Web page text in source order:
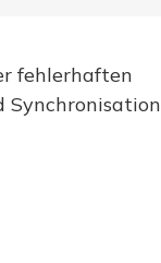
fehlerhaften
Synchronisation